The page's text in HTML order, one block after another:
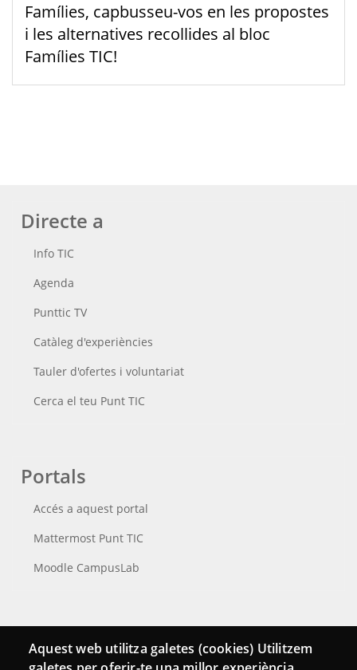
Famílies, capbusseu-vos en les propostes
i les alternatives recollides al bloc
Famílies TIC!
Directe a
Info TIC
Agenda
Punttic TV
Catàleg d'experiències
Tauler d'ofertes i voluntariat
Cerca el teu Punt TIC
Portals
Accés a aquest portal
Mattermost Punt TIC
Moodle CampusLab
Connecta
Aquest web utilitza galetes (cookies) Utilitzem